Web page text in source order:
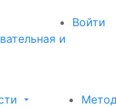
Войти
и